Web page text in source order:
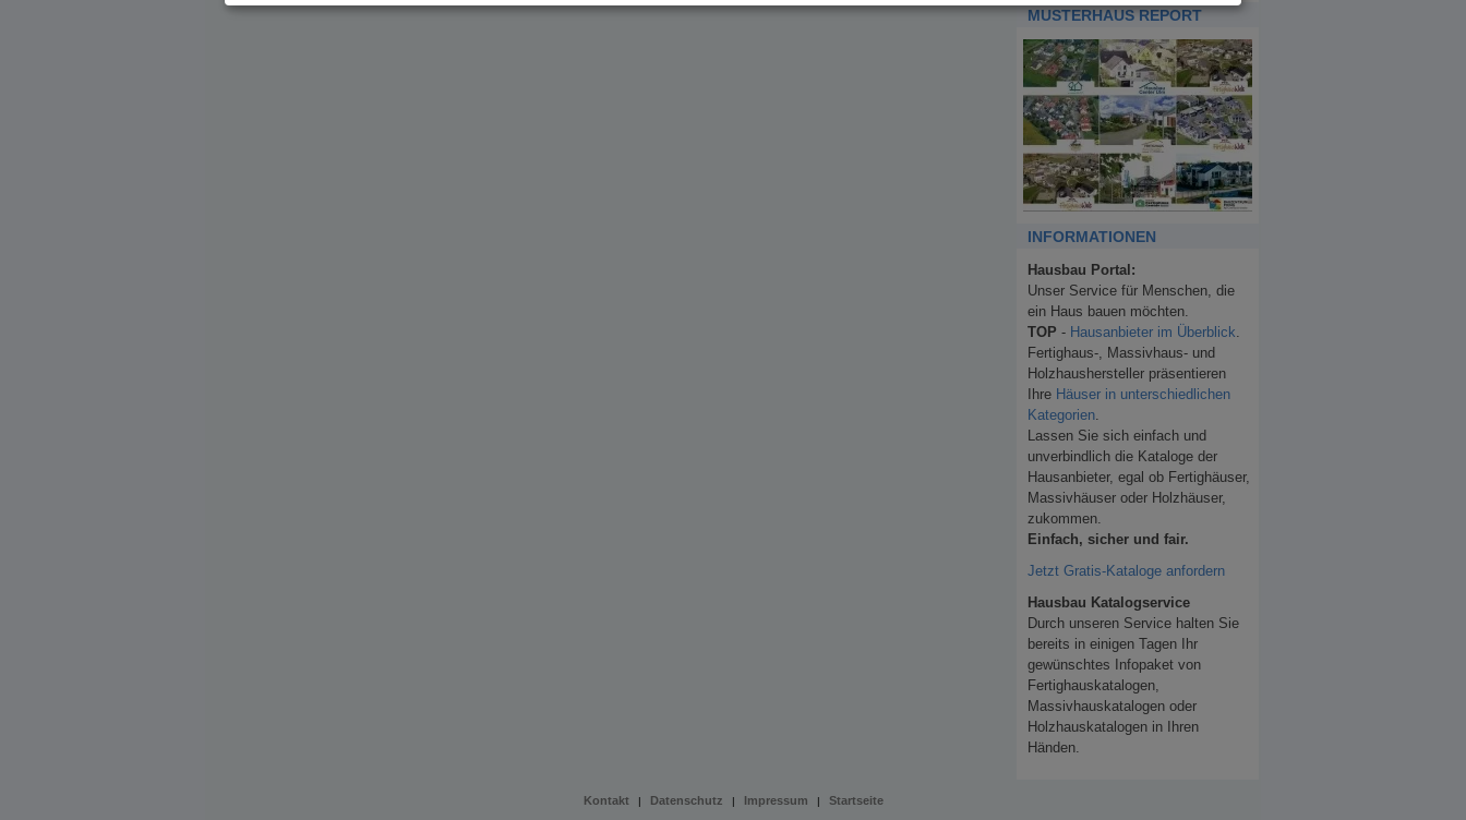
MUSTERHAUS REPORT
INFORMATIONEN
Hausbau Portal:
Unser Service für Menschen, die
ein Haus bauen möchten.
TOP - Hausanbieter im Überblick
Fertighaus-, Massivhaus- und
Holzhaushersteller präsentieren
Ihre Häuser in unterschiedlichen
Kategorien
Lassen Sie sich einfach und
unverbindlich die Kataloge der
Hausanbieter, egal ob Fertighäuser,
Massivhäuser oder Holzhäuser,
zukommen.
Einfach, sicher und fair.
Jetzt Gratis-Kataloge anfordern
Hausbau Katalogservice
Durch unseren Service halten Sie
bereits in einigen Tagen Ihr
gewünschtes Infopaket von
Fertighauskatalogen,
Massivhauskatalogen oder
Holzhauskatalogen in Ihren
Händen.
Kontakt | Datenschutz | Impressum | Startseite